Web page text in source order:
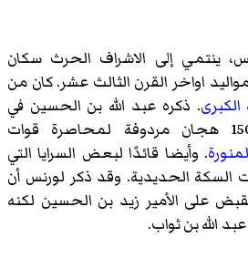
ينتمي إلى الاشراف الحرث سكان
اواخر القرن الثالث عشر. كان من
الكبرى. ذكره عبد الله بن الحسين في
مذكراته قائدًا على 1500 هجان مردوفة لمحاصرة قوات
. وأيضا قائدًا لبعض السرايا التي
الحديدية. وقد ذكر لورنس أن
على الأمير زيد بن الحسين لكنه
الله بن ثواب.